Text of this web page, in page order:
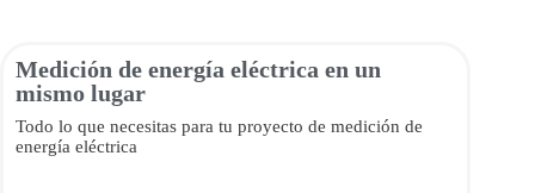
Medición de energía eléctrica en un
mismo lugar
Todo lo que necesitas para tu proyecto de medición de
energía eléctrica